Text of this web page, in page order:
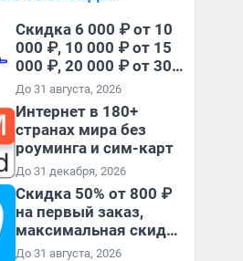
Скидка 6 000 ₽ от 10
000 ₽, 10 000 ₽ от 15
000 ₽, 20 000 ₽ от 30
000 ₽ и 35 000 ₽ от 50
000 ₽ на первый и все
повторные заказы по
промокоду НАБЕРИ
До 31 августа, 2026
Интернет в 180+
странах мира без
роуминга и сим-карт
До 31 декабря, 2026
Скидка 50% от 800 ₽
на первый заказ,
максимальная скидка
600 ₽
До 31 августа, 2026